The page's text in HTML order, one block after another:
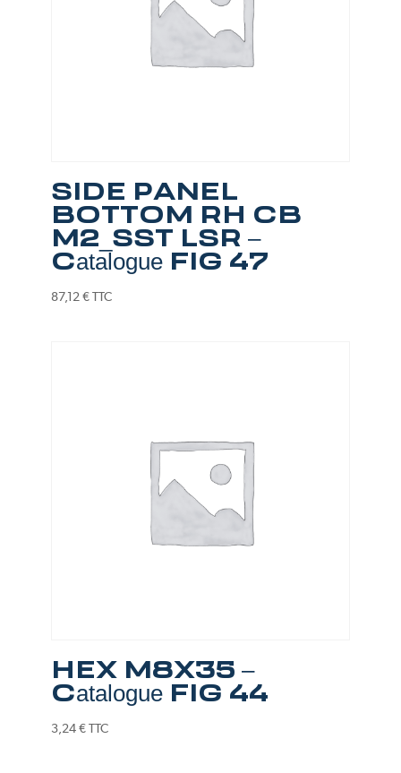
SIDE PANEL
BOTTOM RH CB
M2_SST LSR –
Catalogue FIG 47
87,12 € TTC
HEX M8X35 –
Catalogue FIG 44
3,24€ TTC